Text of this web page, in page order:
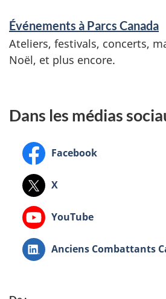
Événements à Parcs Canada
Ateliers, festivals, concerts,
Noël, et plus encore.
Dans les médias
Facebook
X
YouTube
LinkedInAnciens Combattants